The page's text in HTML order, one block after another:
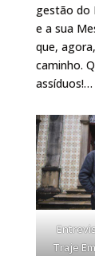
gestão do
e a sua
que,
caminho.
assíduos!…
Traje